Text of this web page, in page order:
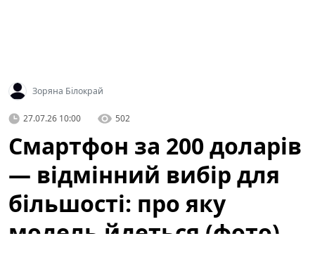
Зоряна Білокрай
27.07.26 10:00 502
Смартфон за 200 доларів
— відмінний вибір для
більшості: про яку
модель йдеться (фото)